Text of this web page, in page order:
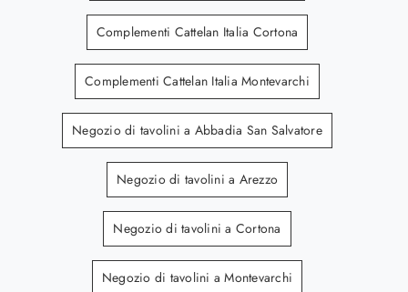
Complementi Cattelan Italia Cortona
Complementi Cattelan Italia Montevarchi
Negozio di tavolini a Abbadia San Salvatore
Negozio di tavolini a Arezzo
Negozio di tavolini a Cortona
Negozio di tavolini a Montevarchi